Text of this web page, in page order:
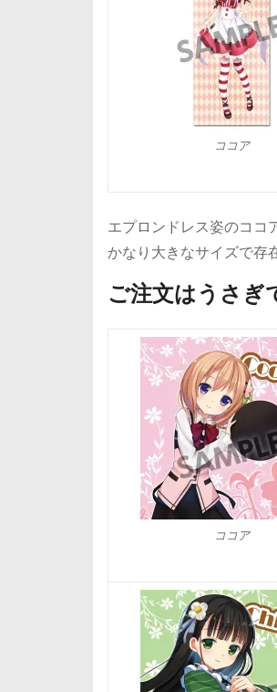
ココア
エプロンドレス姿のココ
かなり大きなサイズで存
ご注文はうさぎ
ココア